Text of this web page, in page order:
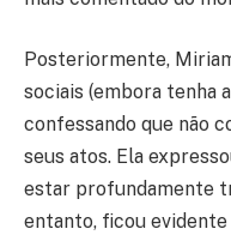
Posteriormente,
sociais (embora tenha
confessando que não
seus atos. Ela
estar profundamente
entanto, ficou